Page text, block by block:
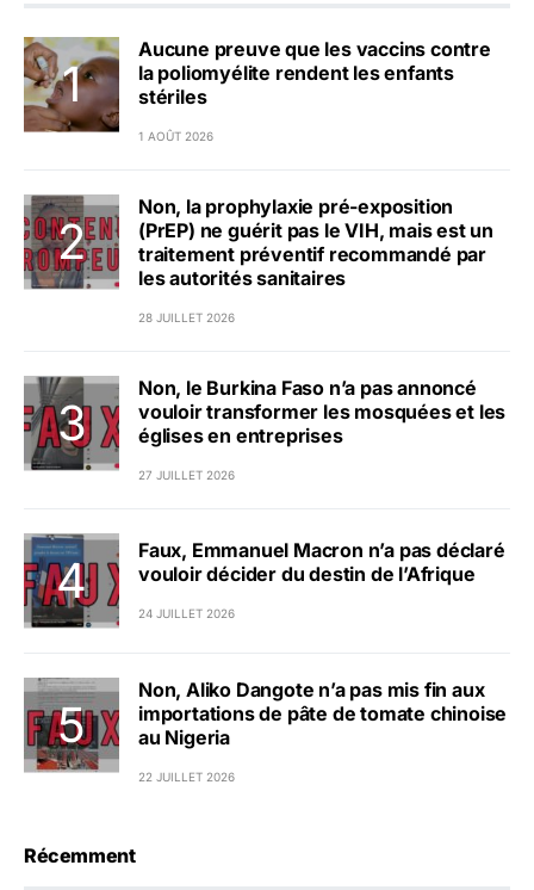
Aucune preuve que les vaccins contre
la poliomyélite rendent les enfants
stériles
1 AOÛT 2026
Non, la prophylaxie pré-exposition
(PrEP) ne guérit pas le VIH, mais est un
traitement préventif recommandé par
les autorités sanitaires
28 JUILLET 2026
Non, le Burkina Faso n’a pas annoncé
vouloir transformer les mosquées et les
églises en entreprises
27 JUILLET 2026
Faux, Emmanuel Macron n’a pas déclaré
vouloir décider du destin de l’Afrique
24 JUILLET 2026
Non, Aliko Dangote n’a pas mis fin aux
importations de pâte de tomate chinoise
au Nigeria
22 JUILLET 2026
Récemment